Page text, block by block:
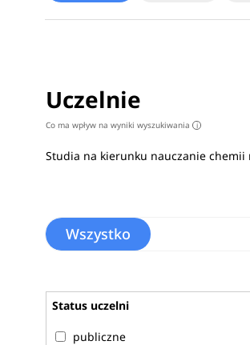
Uczelnie
Co ma wpływ na wyniki wyszukiwania i
Studia na kierunku nauczanie
Wszystko
Status uczelni
publiczne